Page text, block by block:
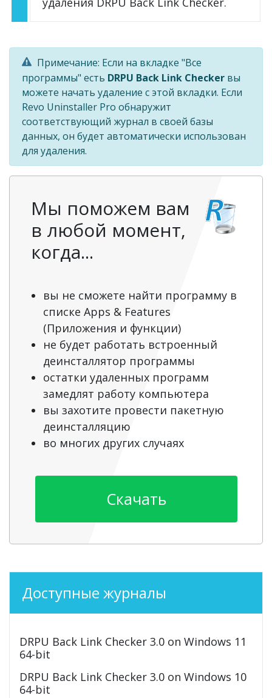
Примечание: Если на вкладке "Все
программы" есть DRPU Back Link Checker вы
можете начать удаление с этой вкладки. Если
Revo Uninstaller Pro обнаружит
соответствующий журнал в своей базы
данных, он будет автоматически использован
для удаления.
Мы поможем вам
в любой момент,
когда...
вы не сможете найти программу в
списке Apps & Features
(Приложения и функции)
не будет работать встроенный
деинсталлятор программы
остатки удаленных программ
замедлят работу компьютера
вы захотите провести пакетную
деинсталляцию
во многих других случаях
Скачать
Доступные журналы
DRPU Back Link Checker 3.0 on Windows 11
64-bit
DRPU Back Link Checker 3.0 on Windows 10
64-bit